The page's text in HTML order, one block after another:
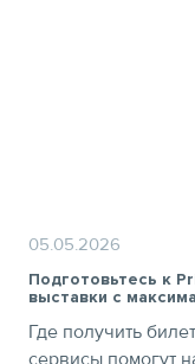
05.05.2026
Подготовьтесь к
выставки с
Где получить